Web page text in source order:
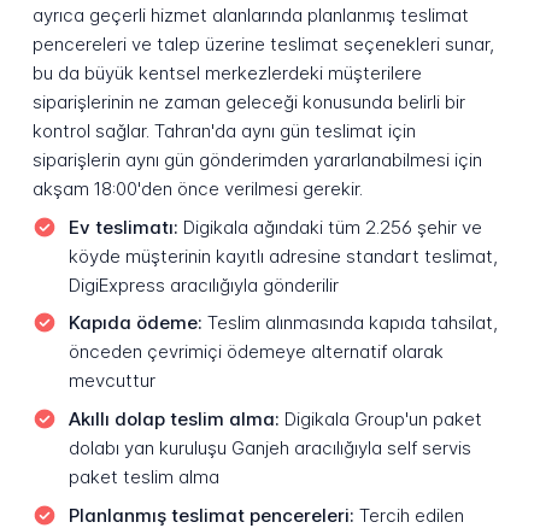
ayrıca geçerli hizmet alanlarında planlanmış teslimat
pencereleri ve talep üzerine teslimat seçenekleri sunar,
bu da büyük kentsel merkezlerdeki müşterilere
siparişlerinin ne zaman geleceği konusunda belirli bir
kontrol sağlar. Tahran'da aynı gün teslimat için
siparişlerin aynı gün gönderimden yararlanabilmesi için
akşam 18:00'den önce verilmesi gerekir.
Ev teslimatı: Digikala ağındaki tüm 2.256 şehir ve
köyde müşterinin kayıtlı adresine standart teslimat,
DigiExpress aracılığıyla gönderilir
Kapıda ödeme: Teslim alınmasında kapıda tahsilat,
önceden çevrimiçi ödemeye alternatif olarak
mevcuttur
Akıllı dolap teslim alma: Digikala Group'un paket
dolabı yan kuruluşu Ganjeh aracılığıyla self servis
paket teslim alma
Planlanmış teslimat pencereleri: Tercih edilen